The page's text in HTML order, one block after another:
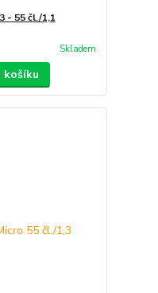
- 55 čl./1,1
Skladem
košíku